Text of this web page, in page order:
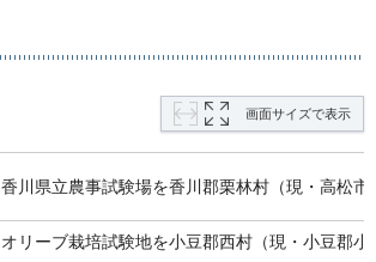
画面サイズで表示
香川県立農事試験場を香川郡栗林村（現・高松市
オリーブ栽培試験地を小豆郡西村（現・小豆郡小